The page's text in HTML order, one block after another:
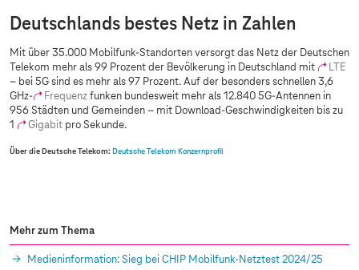
Deutschlands bestes Netz in Zahlen
Mit über 35.000 Mobilfunk-Standorten versorgt das Netz der Deutschen
Telekom mehr als 99 Prozent der Bevölkerung in Deutschland mit
LTE
– bei 5G sind es mehr als 97 Prozent. Auf der besonders schnellen 3,6
GHz-
Frequenz funken bundesweit mehr als 12.840 5G-Antennen in
956 Städten und Gemeinden – mit Download-Geschwindigkeiten bis zu
1
Gigabit pro Sekunde.
Über die Deutsche Telekom: Deutsche Telekom Konzernprofil
Mehr zum Thema
Medieninformation: Sieg bei CHIP Mobilfunk-Netztest 2024/25